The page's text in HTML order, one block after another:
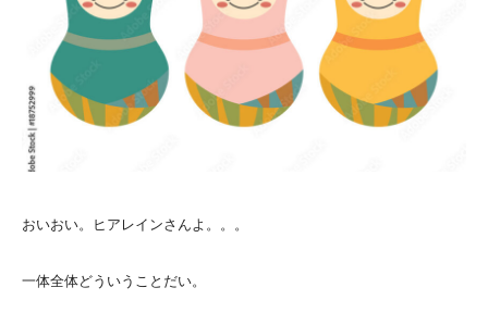
おいおい。ヒアレインさんよ。。。
一体全体どういうことだい。
お問い合わせ